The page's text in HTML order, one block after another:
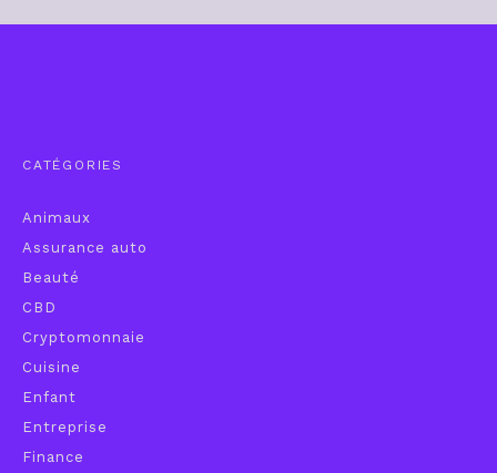
CATÉGORIES
Animaux
Assurance auto
Beauté
CBD
Cryptomonnaie
Cuisine
Enfant
Entreprise
Finance